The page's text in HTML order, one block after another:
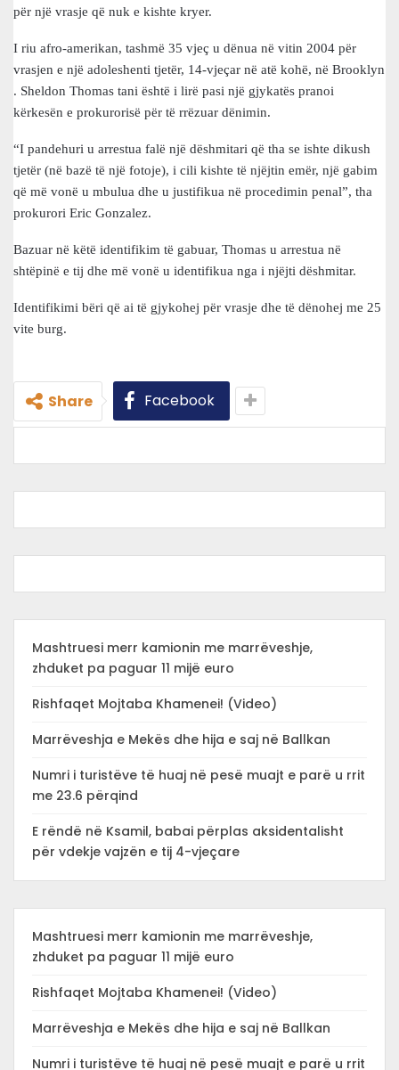
për një vrasje që nuk e kishte kryer.
I riu afro-amerikan, tashmë 35 vjeç u dënua në vitin 2004 për
vrasjen e një adoleshenti tjetër, 14-vjeçar në atë kohë, në Brooklyn
. Sheldon Thomas tani është i lirë pasi një gjykatës pranoi
kërkesën e prokurorisë për të rrëzuar dënimin.
“I pandehuri u arrestua falë një dëshmitari që tha se ishte dikush
tjetër (në bazë të një fotoje), i cili kishte të njëjtin emër, një gabim
që më vonë u mbulua dhe u justifikua në procedimin penal”, tha
prokurori Eric Gonzalez.
Bazuar në këtë identifikim të gabuar, Thomas u arrestua në
shtëpinë e tij dhe më vonë u identifikua nga i njëjti dëshmitar.
Identifikimi bëri që ai të gjykohej për vrasje dhe të dënohej me 25
vite burg.
Share Facebook
Mashtruesi merr kamionin me marrëveshje,
zhduket pa paguar 11 mijë euro
Rishfaqet Mojtaba Khamenei! (Video)
Marrëveshja e Mekës dhe hija e saj në Ballkan
Numri i turistëve të huaj në pesë muajt e parë u rrit
me 23.6 përqind
E rëndë në Ksamil, babai përplas aksidentalisht
për vdekje vajzën e tij 4-vjeçare
Mashtruesi merr kamionin me marrëveshje,
zhduket pa paguar 11 mijë euro
Rishfaqet Mojtaba Khamenei! (Video)
Marrëveshja e Mekës dhe hija e saj në Ballkan
Numri i turistëve të huaj në pesë muajt e parë u rrit